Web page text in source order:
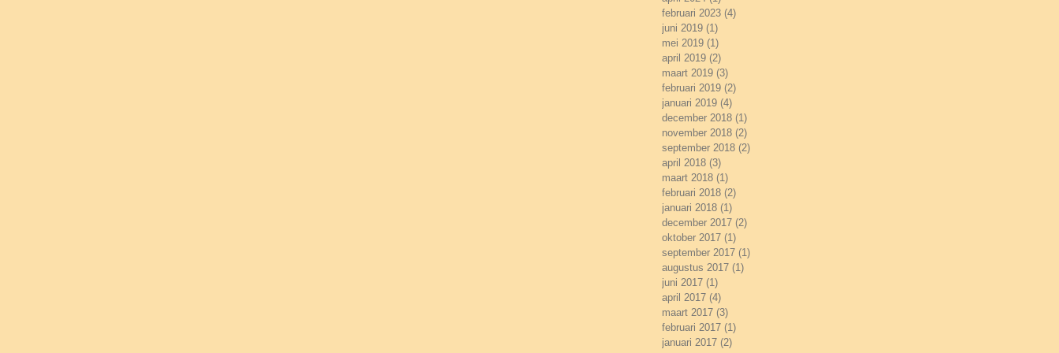
februari 2023 (4)
juni 2019 (1)
mei 2019 (1)
april 2019 (2)
maart 2019 (3)
februari 2019 (2)
januari 2019 (4)
december 2018 (1)
november 2018 (2)
september 2018 (2)
april 2018 (3)
maart 2018 (1)
februari 2018 (2)
januari 2018 (1)
december 2017 (2)
oktober 2017 (1)
september 2017 (1)
augustus 2017 (1)
juni 2017 (1)
april 2017 (4)
maart 2017 (3)
februari 2017 (1)
januari 2017 (2)